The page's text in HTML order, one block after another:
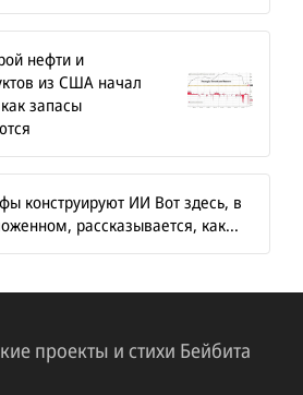
нефти и
из США начал
запасы
конструируют ИИ Вот здесь, в
рассказывается, как...
проекты и стихи Бейбита